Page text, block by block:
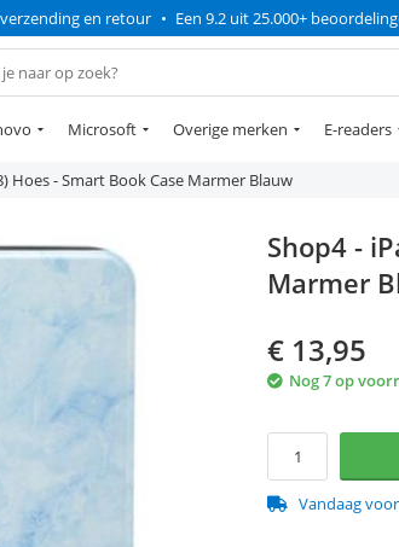
en retour • Een 9.2 uit 25.000+
Microsoft Overige merken E-readers
Hoes - Smart Book Case Marmer Blauw
Shop4 -
Marmer
€ 13,95
Nog 7 op
Vandaag voor